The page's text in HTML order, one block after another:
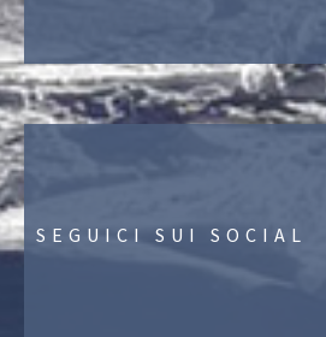
SEGUICI SUI SOCIAL